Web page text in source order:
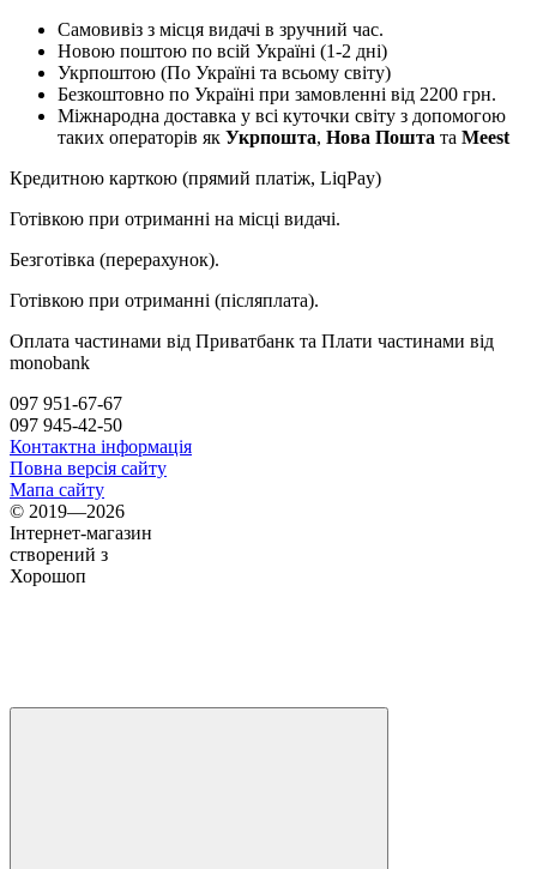
Самовивіз з місця видачі в зручний час.
Новою поштою по всій Україні (1-2 дні)
Укрпоштою (По Україні та всьому світу)
Безкоштовно по Україні при замовленні від 2200 грн.
Міжнародна доставка у всі куточки світу з допомогою
таких операторів як Укрпошта, Нова Пошта та Meest
Кредитною карткою (прямий платіж, LiqPay)
Готівкою при отриманні на місці видачі.
Безготівка (перерахунок).
Готівкою при отриманні (післяплата).
Оплата частинами від Приватбанк та Плати частинами від
monobank
097 951-67-67
097 945-42-50
Контактна інформація
Повна версія сайту
Мапа сайту
© 2019—2026
Інтернет-магазин
створений з
Хорошоп